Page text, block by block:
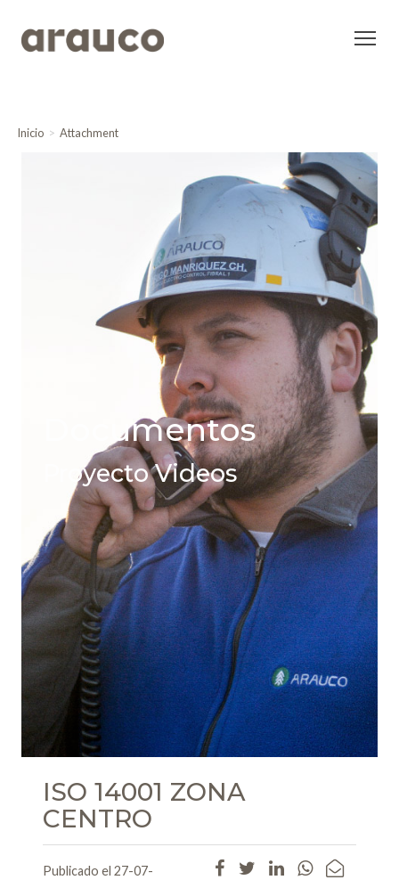
Inicio Attachment
Documentos
Proyecto Videos
ISO 14001 ZONA
CENTRO
Publicado el 27-07-